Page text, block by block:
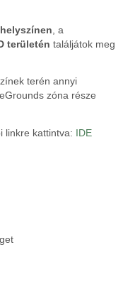
, a
területén találjátok meg
terén annyi
zóna része
linkre kattintva: IDE